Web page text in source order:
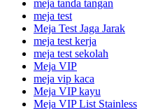
meja tanda tangan
meja test
Meja Test Jaga Jarak
meja test kerja
meja test sekolah
Meja VIP
meja vip kaca
Meja VIP kayu
Meja VIP List Stainless